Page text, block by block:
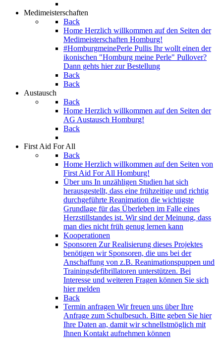
Medimeisterschaften
Back
Home Herzlich willkommen auf den Seiten der
Medimeisterschaften Homburg!
#HomburgmeinePerle Pullis Ihr wollt einen der
ikonischen "Homburg meine Perle" Pullover?
Dann gehts hier zur Bestellung
Back
Back
Austausch
Back
Home Herzlich willkommen auf den Seiten der
AG Austausch Homburg!
Back
First Aid For All
Back
Home Herzlich willkommen auf den Seiten von
First Aid For All Homburg!
Über uns In unzähligen Studien hat sich
herausgestellt, dass eine frühzeitige und richtig
durchgeführte Reanimation die wichtigste
Grundlage für das Überleben im Falle eines
Herzstillstandes ist. Wir sind der Meinung, dass
man dies nicht früh genug lernen kann
Kooperationen
Sponsoren Zur Realisierung dieses Projektes
benötigen wir Sponsoren, die uns bei der
Anschaffung von z.B. Reanimationspuppen und
Trainingsdefibrillatoren unterstützen. Bei
Interesse und weiteren Fragen können Sie sich
hier melden
Back
Termin anfragen Wir freuen uns über Ihre
Anfrage zum Schulbesuch. Bitte geben Sie hier
Ihre Daten an, damit wir schnellstmöglich mit
Ihnen Kontakt aufnehmen können